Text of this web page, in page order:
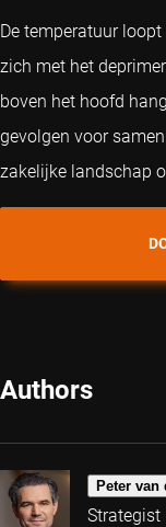
De temperatuur
zich met het
boven het hoofd
gevolgen voor
zakelijke landschap
Authors
Peter van
Strategist